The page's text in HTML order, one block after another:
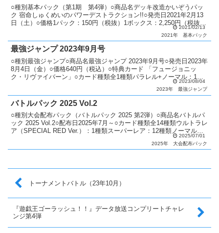
○種別基本パック（第1期 第4弾）○商品名デッキ改造かいぞうパッ
ク 宿命しゅくめいのパワーデストラクション!!○発売日2021年2月13
日（土）○価格1パック：150円（税抜）1ボックス：2,250円（税抜）
2021/02/13
2021年
基本パック
最強ジャンプ 2023年9月号
○種別最強ジャンプ○商品名最強ジャンプ 2023年9月号○発売日2023年
8月4日（金）○価格640円（税込）○特典カード 「フュージョニッ
ク・リヴァイバーン」○カード種類全1種類パラレル+ノーマル：1種
2023/08/04
2023年
最強ジャンプ
バトルパック 2025 Vol.2
○種別大会配布パック（バトルパック 2025 第2弾）○商品名バトルパ
ック 2025 Vol.2○配布日2025年7月～○カード種類全14種類ウルトラレ
ア（SPECIAL RED Ver.）：1種類スーパーレア：12種類ノーマル：8
2025/07/01
2025年
大会配布パック
トーナメントバトル（23年10月）
『遊戯王ゴーラッシュ！！』データ放送コンプリートチャレ
ンジ第4弾